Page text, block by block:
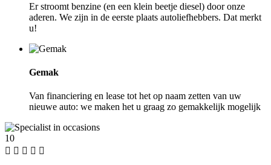
Er stroomt benzine (en een klein beetje diesel) door onze
aderen. We zijn in de eerste plaats autoliefhebbers. Dat merkt
u!
Gemak
Van financiering en lease tot het op naam zetten van uw
nieuwe auto: we maken het u graag zo gemakkelijk mogelijk
10